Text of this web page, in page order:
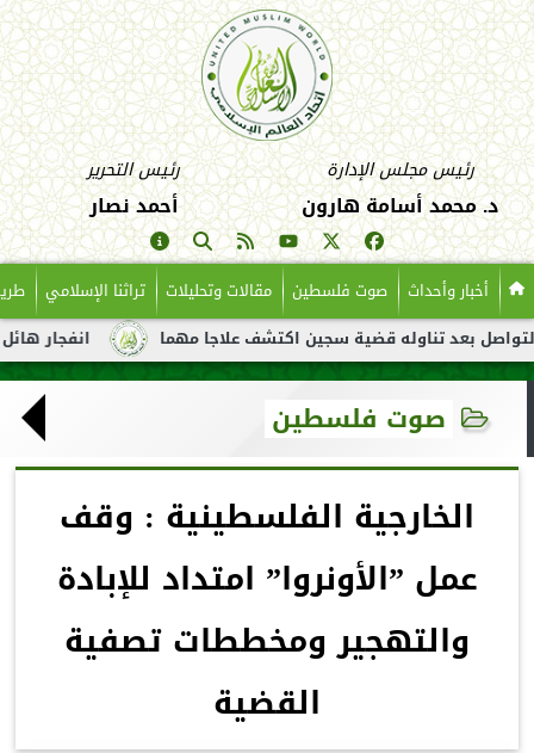
رئيس مجلس الإدارة
د. محمد أسامة هارون
رئيس التحرير
أحمد نصار
أخبار وأحداث صوت فلسطين مقالات وتحليلات تراثنا الإسلامي
انفجار هائل لناقلة نفط تناوله قضية سجين اكتشف علاجا مهما
صوت فلسطين
الخارجية الفلسطينية : وقف
عمل ”الأونروا” امتداد للإبادة
والتهجير ومخططات تصفية
القضية